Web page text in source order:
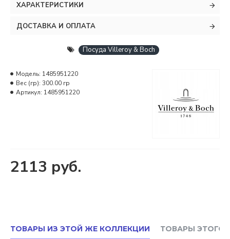
ХАРАКТЕРИСТИКИ
ДОСТАВКА И ОПЛАТА
Посуда Villeroy & Boch
2113 руб.
Модель: 1485951220
Вес (гр): 300.00 гр
Артикул: 1485951220
ТОВАРЫ ИЗ ЭТОЙ ЖЕ КОЛЛЕКЦИИ ТОВАРЫ ЭТОГО